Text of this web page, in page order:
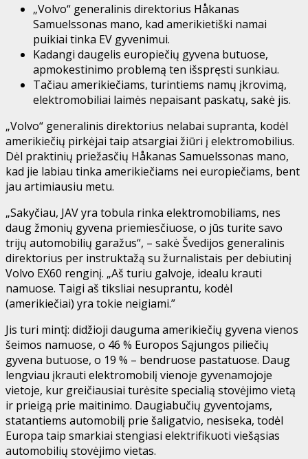
„Volvo“ generalinis direktorius Håkanas
Samuelssonas mano, kad amerikietiški namai
puikiai tinka EV gyvenimui.
Kadangi daugelis europiečių gyvena butuose,
apmokestinimo problemą ten išspręsti sunkiau.
Tačiau amerikiečiams, turintiems namų įkrovimą,
elektromobiliai laimės nepaisant paskatų, sakė jis.
„Volvo“ generalinis direktorius nelabai supranta, kodėl
amerikiečių pirkėjai taip atsargiai žiūri į elektromobilius.
Dėl praktinių priežasčių Håkanas Samuelssonas mano,
kad jie labiau tinka amerikiečiams nei europiečiams, bent
jau artimiausiu metu.
„Sakyčiau, JAV yra tobula rinka elektromobiliams, nes
daug žmonių gyvena priemiesčiuose, o jūs turite savo
trijų automobilių garažus“, – sakė Švedijos generalinis
direktorius per instruktažą su žurnalistais per debiutinį
Volvo EX60 renginį. „Aš turiu galvoje, idealu krauti
namuose. Taigi aš tiksliai nesuprantu, kodėl
(amerikiečiai) yra tokie neigiami.”
Jis turi mintį: didžioji dauguma amerikiečių gyvena vienos
šeimos namuose, o 46 % Europos Sąjungos piliečių
gyvena butuose, o 19 % – bendruose pastatuose. Daug
lengviau įkrauti elektromobilį vienoje gyvenamojoje
vietoje, kur greičiausiai turėsite specialią stovėjimo vietą
ir prieigą prie maitinimo. Daugiabučių gyventojams,
statantiems automobilį prie šaligatvio, nesiseka, todėl
Europa taip smarkiai stengiasi elektrifikuoti viešąsias
automobilių stovėjimo vietas.